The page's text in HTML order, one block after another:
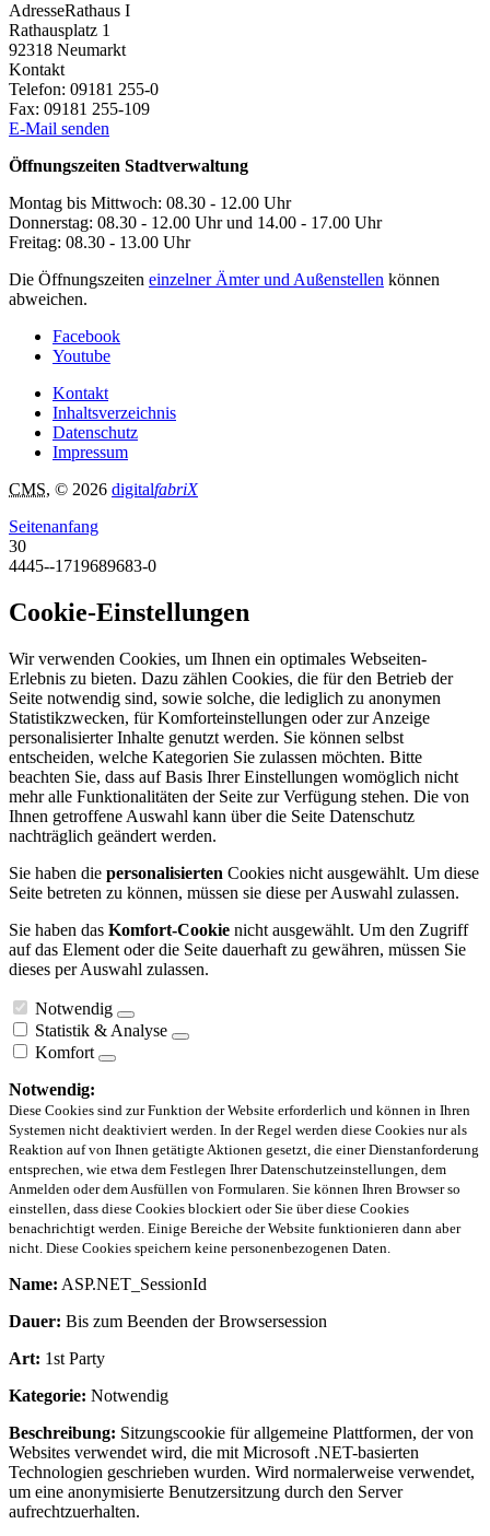
AdresseRathaus I
Rathausplatz 1
92318 Neumarkt
Kontakt
Telefon: 09181 255-0
Fax: 09181 255-109
E-Mail senden
Öffnungszeiten Stadtverwaltung
Montag bis Mittwoch: 08.30 - 12.00 Uhr
Donnerstag: 08.30 - 12.00 Uhr und 14.00 - 17.00 Uhr
Freitag: 08.30 - 13.00 Uhr
Die Öffnungszeiten einzelner Ämter und Außenstellen können
abweichen.
Facebook
Youtube
Kontakt
Inhaltsverzeichnis
Datenschutz
Impressum
CMS, © 2026 digitalfabriX
Seitenanfang
30
4445--1719689683-0
Cookie-Einstellungen
Wir verwenden Cookies, um Ihnen ein optimales Webseiten-
Erlebnis zu bieten. Dazu zählen Cookies, die für den Betrieb der
Seite notwendig sind, sowie solche, die lediglich zu anonymen
Statistikzwecken, für Komforteinstellungen oder zur Anzeige
personalisierter Inhalte genutzt werden. Sie können selbst
entscheiden, welche Kategorien Sie zulassen möchten. Bitte
beachten Sie, dass auf Basis Ihrer Einstellungen womöglich nicht
mehr alle Funktionalitäten der Seite zur Verfügung stehen. Die von
Ihnen getroffene Auswahl kann über die Seite Datenschutz
nachträglich geändert werden.
Sie haben die personalisierten Cookies nicht ausgewählt. Um diese
Seite betreten zu können, müssen sie diese per Auswahl zulassen.
Sie haben das Komfort-Cookie nicht ausgewählt. Um den Zugriff
auf das Element oder die Seite dauerhaft zu gewähren, müssen Sie
dieses per Auswahl zulassen.
Notwendig
Statistik & Analyse
Komfort
Notwendig:
Diese Cookies sind zur Funktion der Website erforderlich und können in Ihren
Systemen nicht deaktiviert werden. In der Regel werden diese Cookies nur als
Reaktion auf von Ihnen getätigte Aktionen gesetzt, die einer Dienstanforderung
entsprechen, wie etwa dem Festlegen Ihrer Datenschutzeinstellungen, dem
Anmelden oder dem Ausfüllen von Formularen. Sie können Ihren Browser so
einstellen, dass diese Cookies blockiert oder Sie über diese Cookies
benachrichtigt werden. Einige Bereiche der Website funktionieren dann aber
nicht. Diese Cookies speichern keine personenbezogenen Daten.
Name: ASP.NET_SessionId
Dauer: Bis zum Beenden der Browsersession
Art: 1st Party
Kategorie: Notwendig
Beschreibung: Sitzungscookie für allgemeine Plattformen, der von
Websites verwendet wird, die mit Microsoft .NET-basierten
Technologien geschrieben wurden. Wird normalerweise verwendet,
um eine anonymisierte Benutzersitzung durch den Server
aufrechtzuerhalten.